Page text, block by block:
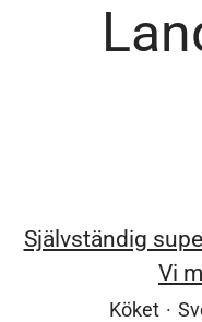
Självständig
Vi
Köket ·